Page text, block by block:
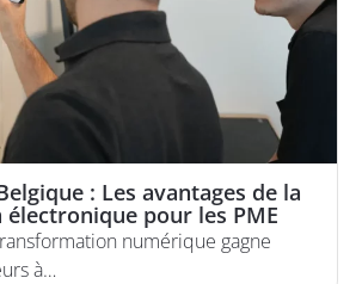
: Les avantages de la
pour les PME
numérique gagne
à…